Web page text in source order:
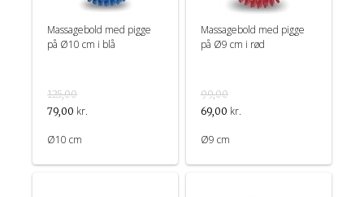
Massagebold med pigge
på Ø10 cm i blå
125,00
79,00 kr.
Ø10 cm
Massagebold med pigge
på Ø9 cm i rød
99,00
69,00 kr.
Ø9 cm